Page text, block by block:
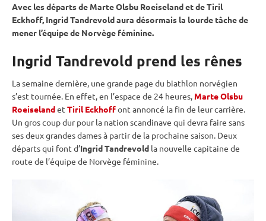
Avec les départs de Marte Olsbu Roeiseland et de Tiril
Eckhoff, Ingrid Tandrevold aura désormais la lourde tâche de
mener l’équipe de Norvège féminine.
Ingrid Tandrevold prend les rênes
La semaine dernière, une grande page du biathlon norvégien
s’est tournée. En effet, en l’espace de 24 heures, Marte Olsbu
Roeiselandet Tiril Eckhoffont annoncé la fin de leur carrière.
Un gros coup dur pour la nation scandinave qui devra faire sans
ses deux grandes dames à partir de la prochaine saison. Deux
départs qui font d’Ingrid Tandrevold la nouvelle capitaine de
route de l’équipe de Norvège féminine.